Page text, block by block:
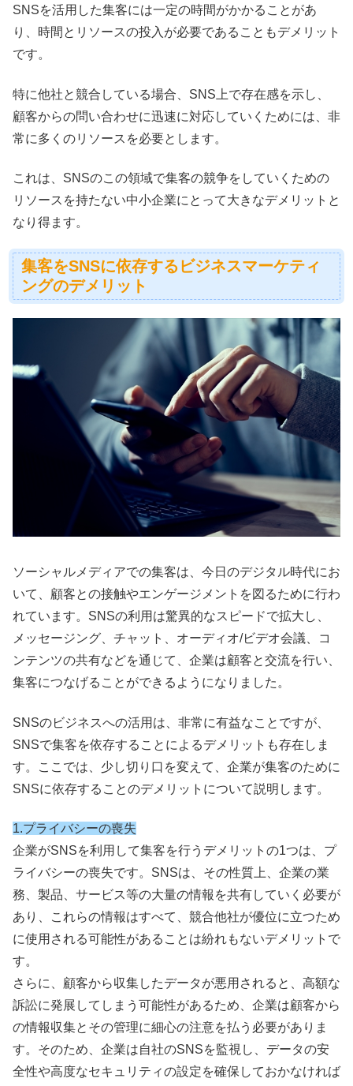
SNSを活用した集客には一定の時間がかかることがあ
り、時間とリソースの投入が必要であることもデメリット
です。
特に他社と競合している場合、SNS上で存在感を示し、
顧客からの問い合わせに迅速に対応していくためには、非
常に多くのリソースを必要とします。
これは、SNSのこの領域で集客の競争をしていくための
リソースを持たない中小企業にとって大きなデメリットと
なり得ます。
集客をSNSに依存するビジネスマーケティ
ングのデメリット
ソーシャルメディアでの集客は、今日のデジタル時代にお
いて、顧客との接触やエンゲージメントを図るために行わ
れています。SNSの利用は驚異的なスピードで拡大し、
メッセージング、チャット、オーディオ/ビデオ会議、コ
ンテンツの共有などを通じて、企業は顧客と交流を行い、
集客につなげることができるようになりました。
SNSのビジネスへの活用は、非常に有益なことですが、
SNSで集客を依存することによるデメリットも存在しま
す。ここでは、少し切り口を変えて、企業が集客のために
SNSに依存することのデメリットについて説明します。
1.プライバシーの喪失
企業がSNSを利用して集客を行うデメリットの1つは、プ
ライバシーの喪失です。SNSは、その性質上、企業の業
務、製品、サービス等の大量の情報を共有していく必要が
あり、これらの情報はすべて、競合他社が優位に立つため
に使用される可能性があることは紛れもないデメリットで
す。
さらに、顧客から収集したデータが悪用されると、高額な
訴訟に発展してしまう可能性があるため、企業は顧客から
の情報収集とその管理に細心の注意を払う必要がありま
す。そのため、企業は自社のSNSを監視し、データの安
全性や高度なセキュリティの設定を確保しておかなければ